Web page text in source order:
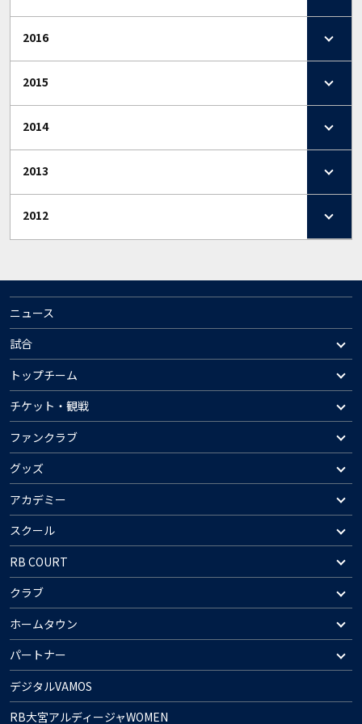
2016
2015
2014
2013
2012
ニュース
試合
トップチーム
チケット・観戦
ファンクラブ
グッズ
アカデミー
スクール
RB COURT
クラブ
ホームタウン
パートナー
デジタルVAMOS
RB大宮アルディージャWOMEN